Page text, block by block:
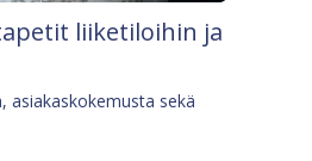
liiketiloihin ja
asiakaskokemusta sekä